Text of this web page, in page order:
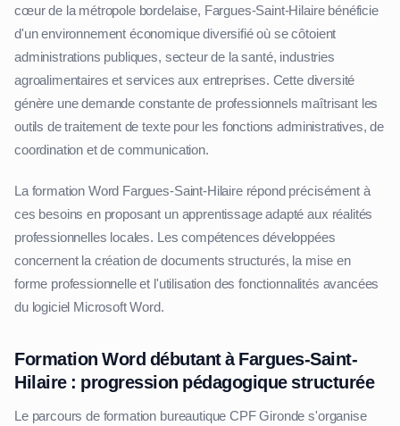
cœur de la métropole bordelaise, Fargues-Saint-Hilaire bénéficie
d'un environnement économique diversifié où se côtoient
administrations publiques, secteur de la santé, industries
agroalimentaires et services aux entreprises. Cette diversité
génère une demande constante de professionnels maîtrisant les
outils de traitement de texte pour les fonctions administratives, de
coordination et de communication.
La formation Word Fargues-Saint-Hilaire répond précisément à
ces besoins en proposant un apprentissage adapté aux réalités
professionnelles locales. Les compétences développées
concernent la création de documents structurés, la mise en
forme professionnelle et l'utilisation des fonctionnalités avancées
du logiciel Microsoft Word.
Formation Word débutant à Fargues-Saint-
Hilaire : progression pédagogique structurée
Le parcours de formation bureautique CPF Gironde s'organise